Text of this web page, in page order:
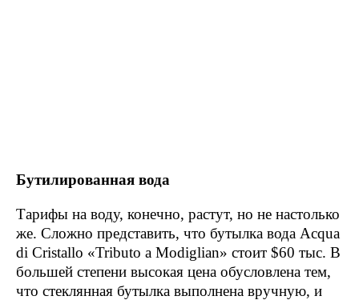
Бутилированная вода
Тарифы на воду, конечно, растут, но не настолько
же. Сложно представить, что бутылка вода Acqua
di Cristallo «Tributo a Modiglian» стоит $60 тыс. В
большей степени высокая цена обусловлена тем,
что стеклянная бутылка выполнена вручную, и